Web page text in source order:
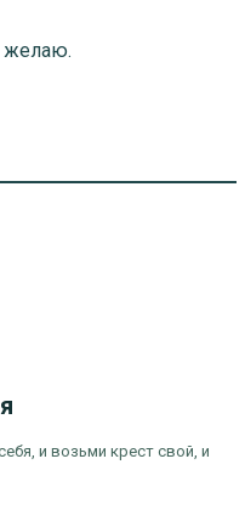
желаю.
и возьми крест свой, и